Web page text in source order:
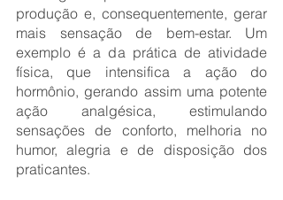
produção e, consequentemente, gerar
mais sensação de bem-estar. Um
exemplo é a da prática de atividade
física, que intensifica a ação do
hormônio, gerando assim uma potente
ação analgésica, estimulando
sensações de conforto, melhoria no
humor, alegria e de disposição dos
praticantes.